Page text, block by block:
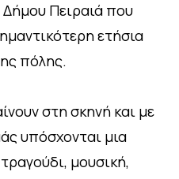
Πειραιά που
ετήσια
πόλης.
στη σκηνή και με
υπόσχονται μια
μουσική,